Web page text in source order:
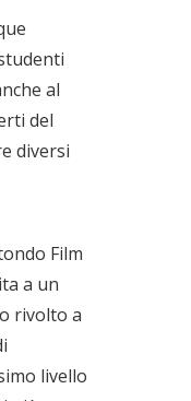
al
del
diversi
Film
a un
rivolto a
livello